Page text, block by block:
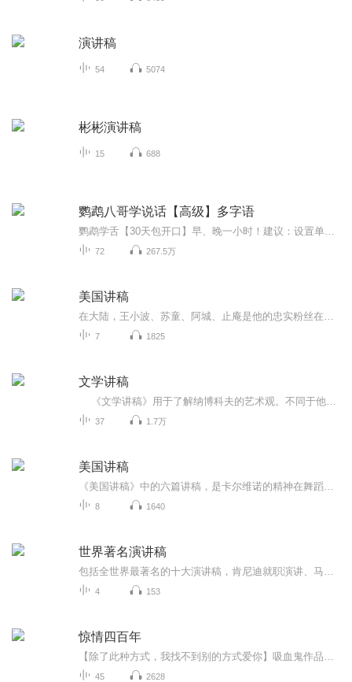
演讲稿
54 5074
彬彬演讲稿
15 688
鹦鹉八哥学说话【高级】多字语
72 267.5万
美国讲稿
7 1825
文学讲稿
37 1.7万
美国讲稿
8 1640
世界著名演讲稿
4 153
惊情四百年
45 2628